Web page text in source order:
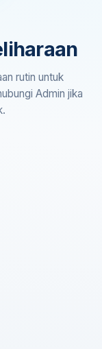
rutin untuk
Admin jika